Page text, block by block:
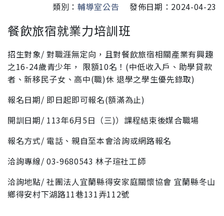
類別： 輔導室公告 發佈日期：2024-04-23
餐飲旅宿就業力培訓班
招生對象/ 對職涯無定向，且對餐飲旅宿相關產業有興趣
之16-24歲青少年， 限額10名！(中低收入戶、助學貸款
者、新移民子女、高中(職)休 退學之學生優先錄取)
報名日期/ 即日起即可報名(額滿為止)
開訓日期/ 113年6月5日（三)）課程結束後媒合職場
報名方式/ 電話、親自至本會洽詢或網路報名
洽詢專線/ 03-9680543 林子瑄社工師
洽詢地點/ 社團法人宜蘭縣得安家庭關懷協會 宜蘭縣冬山
鄉得安村下湖路11巷131弄112號